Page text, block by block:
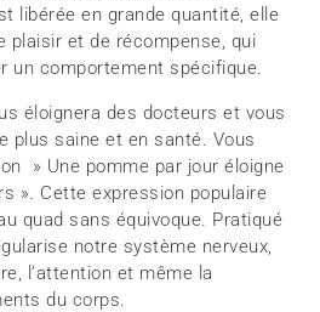
libérée en grande quantité, elle
plaisir et de récompense, qui
un comportement spécifique.
éloignera des docteurs et vous
plus saine et en santé. Vous
» Une pomme par jour éloigne
». Cette expression populaire
quad sans équivoque. Pratiqué
notre système nerveux,
l’attention et même la
du corps.